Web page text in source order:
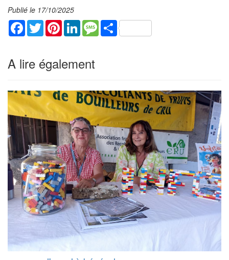
Publié le 17/10/2025
Facebook
TwitterPinterestLinkedInMessageShare
A lire également